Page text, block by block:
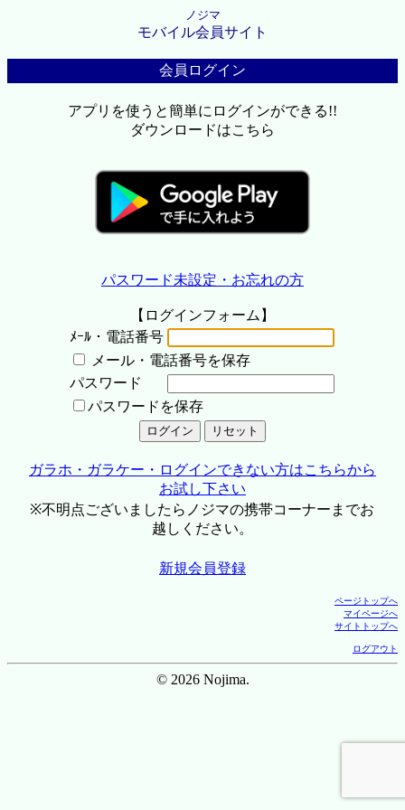
ノジマ
モバイル会員サイト
会員ログイン
アプリを使うと簡単にログインができる!!
ダウンロードはこちら
パスワード未設定・お忘れの方
【ログインフォーム】
ﾒｰﾙ・電話番号
メール・電話番号を保存
パスワード
パスワードを保存
ガラホ・ガラケー・ログインできない方はこちらから
お試し下さい
※不明点ございましたらノジマの携帯コーナーまでお
越しください。
新規会員登録
ページトップへ
マイページへ
サイトトップへ
ログアウト
© 2026 Nojima.